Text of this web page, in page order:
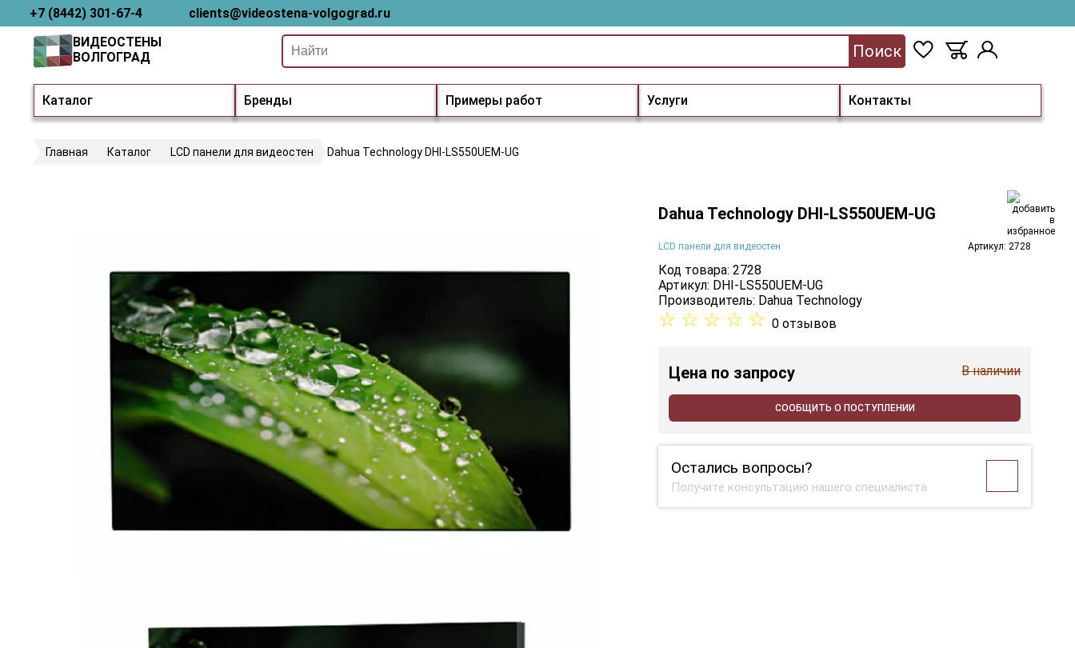
+7 (8442) 301-67-4 clients@videostena-volgograd.ru
Каталог Бренды Примеры работ Услуги Контакты
ВИДЕОСТЕНЫ
ВОЛГОГРАД
Поиск
Главная Каталог LCD панели для видеостен Dahua Technology DHI-LS550UEM-UG
Dahua Technology DHI-LS550UEM-UG
LCD панели для видеостен Артикул: 2728
Код товара: 2728
Артикул: DHI-LS550UEM-UG
Производитель: Dahua Technology
☆ ☆ ☆ ☆ ☆ 0 отзывов
Цена по запросу В наличии
СООБЩИТЬ О ПОСТУПЛЕНИИ
Остались вопросы?
Получите консультацию нашего специалиста